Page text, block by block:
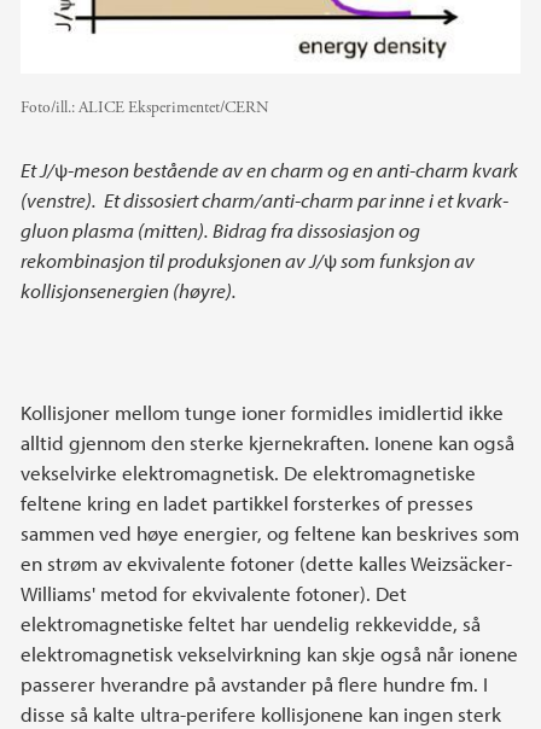
Foto/ill.:ALICE Eksperimentet/CERN
Et J/ψ-meson bestående av en charm og en anti-charm kvark
(venstre). Et dissosiert charm/anti-charm par inne i et kvark-
gluon plasma (mitten). Bidrag fra dissosiasjon og
rekombinasjon til produksjonen av J/ψsom funksjon av
kollisjonsenergien (høyre).
Kollisjoner mellom tunge ioner formidles imidlertid ikke
alltid gjennom den sterke kjernekraften. Ionene kan også
vekselvirke elektromagnetisk. De elektromagnetiske
feltene kring en ladet partikkel forsterkes of presses
sammen ved høye energier, og feltene kan beskrives som
en strøm av ekvivalente fotoner (dette kalles Weizsäcker-
Williams' metod for ekvivalente fotoner). Det
elektromagnetiske feltet har uendelig rekkevidde, så
elektromagnetisk vekselvirkning kan skje også når ionene
passerer hverandre på avstander på flere hundre fm. I
disse så kalte ultra-perifere kollisjonene kan ingen sterk